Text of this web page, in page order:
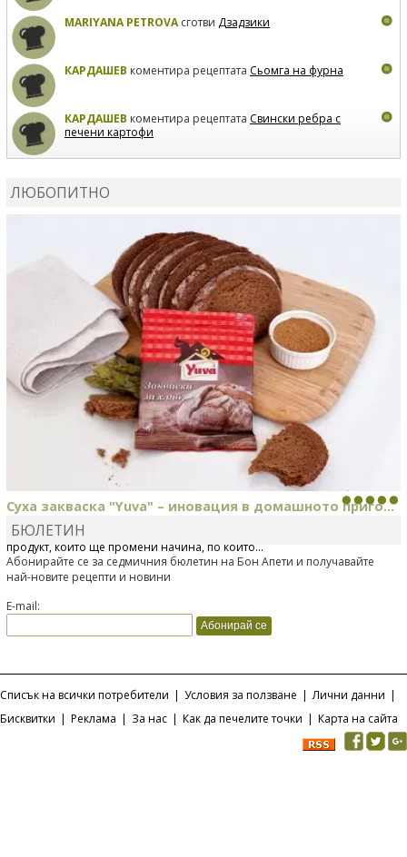
MARIYANA PETROVAсготви Дзадзики
КАРДАШЕВ коментира рецептата Сьомга на фурна
КАРДАШЕВ коментира рецептата Свински ребра с
печени картофи
ЛЮБОПИТНО
Суха закваска "Yuva" – иновация в домашното приго...
Отскоро Лесафр България стартира предлагането на изцяло нов
продукт, който ще промени начина, по който...
БЮЛЕТИН
Абонирайте се за седмичния бюлетин на Бон Апети и получавайте
най-новите рецепти и новини
E-mail:
Списък на всички потребители | Условия за ползване | Лични данни |
Бисквитки | Реклама | За нас | Как да печелите точки | Карта на сайта